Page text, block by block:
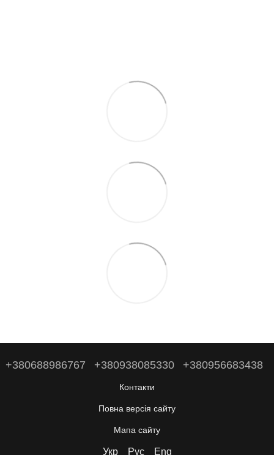
+380688986767 +380938085330 +380956683438
Контакти
Повна версія сайту
Мапа сайту
Укр Рус Eng